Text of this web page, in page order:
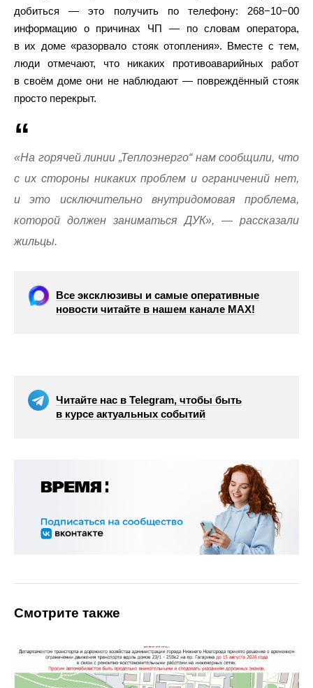
добиться — это получить по телефону: 268−10−00
информацию о причинах ЧП — по словам оператора,
в их доме «разорвало стояк отопления». Вместе с тем,
люди отмечают, что никаких противоаварийных работ
в своём доме они не наблюдают — повреждённый стояк
просто перекрыт.
«На горячей линии „Теплоэнерго“ нам сообщили, что
с их стороны никаких проблем и ограничений нет,
и это исключительно внутридомовая проблема,
которой должен заниматься ДУК», — рассказали
жильцы.
Все эксклюзивы и самые оперативные
новости читайте в нашем канале МАХ!
Читайте нас в Telegram, чтобы быть
в курсе актуальных событий
Смотрите также